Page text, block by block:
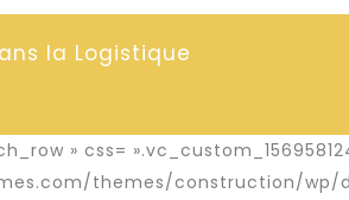
la Logistique
» css=
themes/construction/